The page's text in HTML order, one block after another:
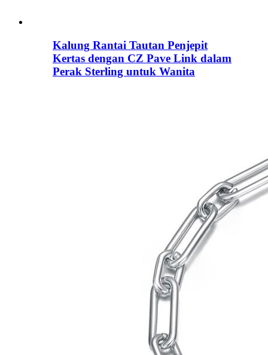
Kalung Rantai Tautan Penjepit
Kertas dengan CZ Pave Link dalam
Perak Sterling untuk Wanita